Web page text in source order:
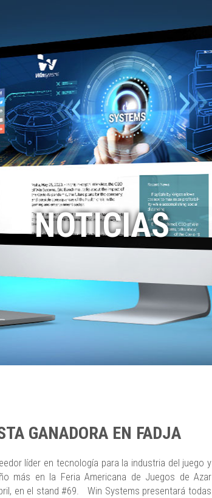
NOTICIAS
GANADORA EN FADJA
líder en tecnología para la industria del juego y
más en la Feria Americana de Juegos de Azar
en el stand #69. Win Systems presentará todas